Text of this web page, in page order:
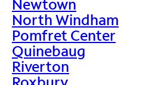
Newtown
North Windham
Pomfret Center
Quinebaug
Riverton